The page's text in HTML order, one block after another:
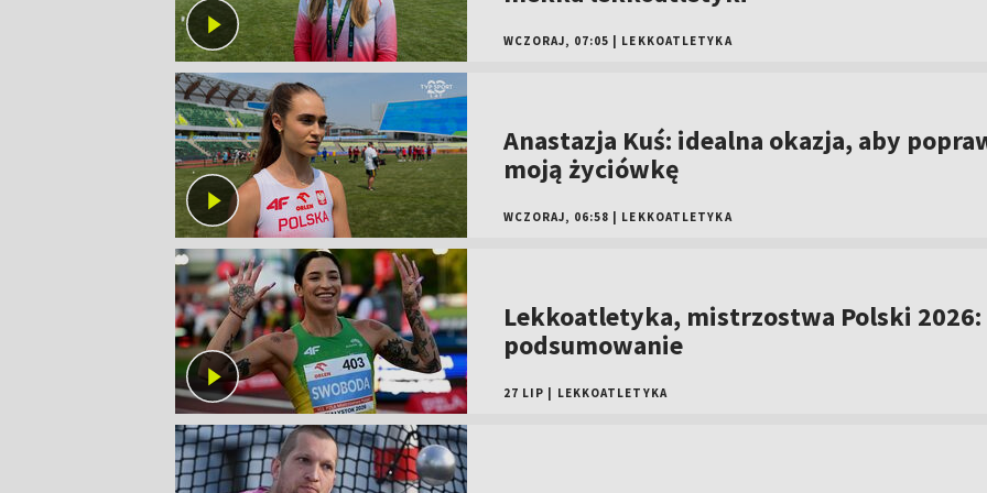
WCZORAJ, 07:05 LEKKOATLETYKA
Anastazja Kuś: idealna okazja, aby
moją życiówkę
WCZORAJ, 06:58 LEKKOATLETYKA
Lekkoatletyka, mistrzostwa Polski 2026:
podsumowanie
27 LIP LEKKOATLETYKA